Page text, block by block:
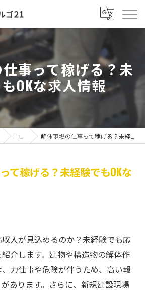
事って稼げる？未
OKな求人情報
コラム 解体現場の仕事って稼げる？未経験でもOKな求人情報
て稼げる？未経験でもOKな
入が見込めるのか？未経験でも応
介します。建物や構造物の解体作
力仕事や危険が伴うため、高い報
あります。さらに、新規建設現場